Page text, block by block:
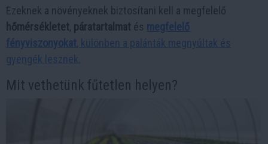
Ezeknek a növényeknek biztosítani kell a megfelelő
hőmérsékletet, páratartalmat és megfelelő
fényviszonyokat, különben a palánták megnyúltak és
gyengék lesznek.
Mit vethetünk fűtetlen helyen?